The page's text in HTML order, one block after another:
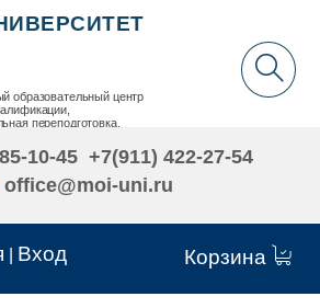
Вход Корзина
образовательный центр
переподготовка,
10-45 +7(911) 422-27-54
office@moi-uni.ru